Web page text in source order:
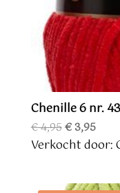
Chenille 6 nr.
€4,95
prijs
€3,95
prijs
Verkocht door: